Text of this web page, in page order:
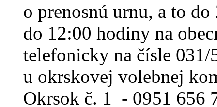
o prenosnú urnu, a to
do 12:00 hodiny na
telefonicky na čísle
u okrskovej volebnej
Okrsok č. 1 - 0951 656